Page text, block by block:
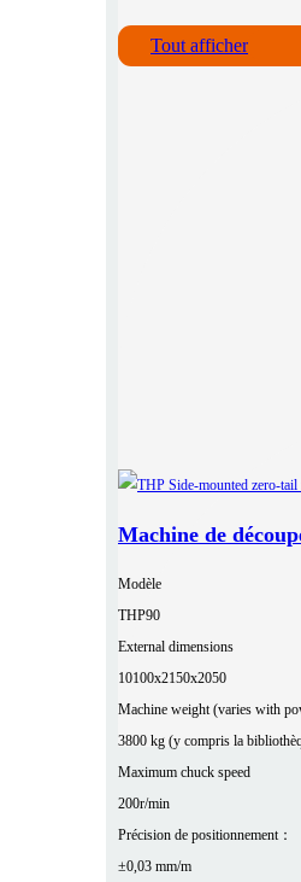
Tout afficher
Machine de
Modèle
THP90
External dimensions
10100x2150x2050
Machine weight (varies with
3800 kg (y compris la
Maximum chuck speed
200r/min
Précision de positionnement：
±0,03 mm/m